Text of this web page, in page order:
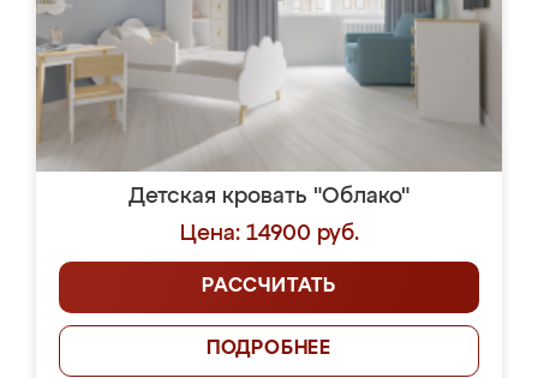
Детская кровать "Облако"
Цена: 14900 руб.
РАССЧИТАТЬ
ПОДРОБНЕЕ